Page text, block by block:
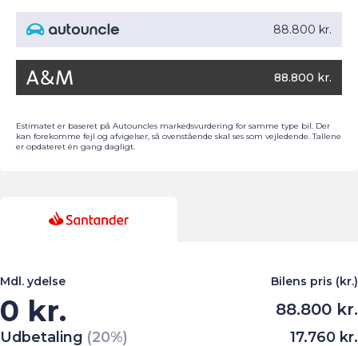
88.800 kr.
88.800 kr.
Estimatet er baseret på Autouncles markedsvurdering for samme type bil. Der
kan forekomme fejl og afvigelser, så ovenstående skal ses som vejledende. Tallene
er opdateret én gang dagligt.